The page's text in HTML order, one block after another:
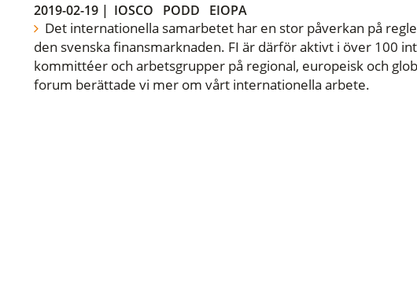
2019-02-19| IOSCO PODD EIOPA
Det internationella samarbetet har en stor påverkan på
den svenska finansmarknaden. FI är därför aktivt i över 100
kommittéer och arbetsgrupper på regional, europeisk och
forum berättade vi mer om vårt internationella arbete.